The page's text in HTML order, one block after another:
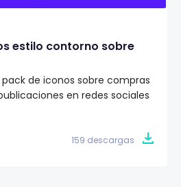
estilo contorno sobre
de iconos sobre compras
en redes sociales
159 descargas